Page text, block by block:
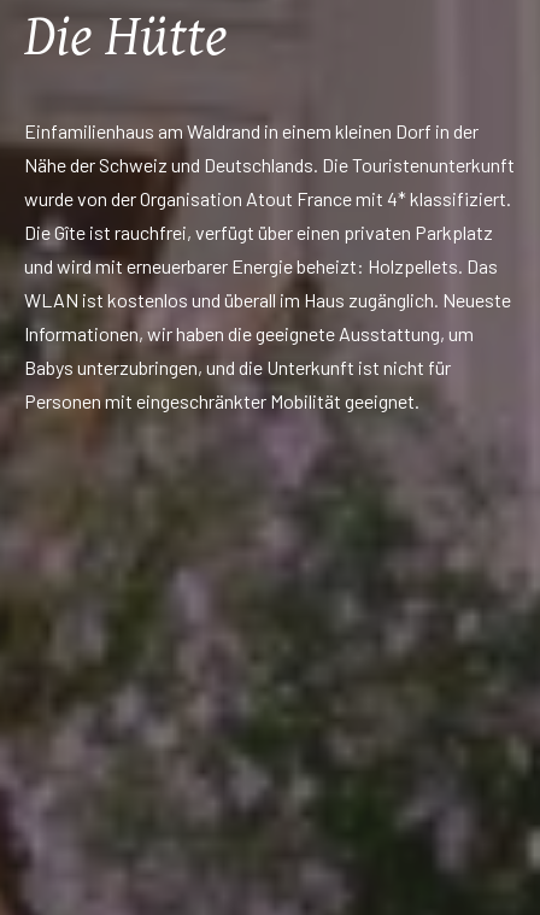
Die Hütte
Einfamilienhaus am Waldrand in einem kleinen Dorf in der
Nähe der Schweiz und Deutschlands. Die Touristenunterkunft
wurde von der Organisation Atout France mit 4* klassifiziert.
Die Gîte ist rauchfrei, verfügt über einen privaten Parkplatz
und wird mit erneuerbarer Energie beheizt: Holzpellets. Das
WLAN ist kostenlos und überall im Haus zugänglich. Neueste
Informationen, wir haben die geeignete Ausstattung, um
Babys unterzubringen, und die Unterkunft ist nicht für
Personen mit eingeschränkter Mobilität geeignet.